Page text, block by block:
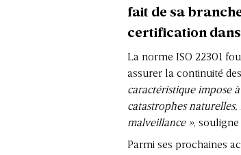
fait de sa
certification dans
La norme ISO 22301
assurer la continuité
caractéristique impose
catastrophes
malveillance », souligne
Parmi ses prochaines